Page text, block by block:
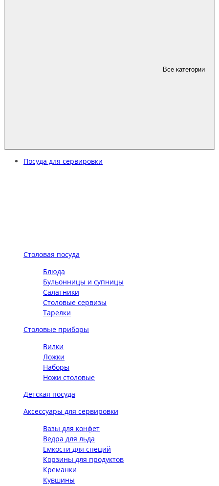
Все категории
Посуда для сервировки
Столовая посуда
Блюда
Бульонницы и супницы
Салатники
Столовые сервизы
Тарелки
Столовые приборы
Вилки
Ложки
Наборы
Ножи столовые
Детская посуда
Аксессуары для сервировки
Вазы для конфет
Ведра для льда
Ёмкости для специй
Корзины для продуктов
Креманки
Кувшины